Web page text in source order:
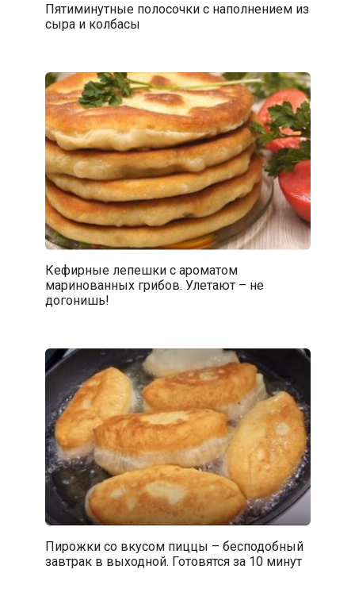
Пятиминутные полосочки с наполнением из
сыра и колбасы
Кефирные лепешки с ароматом
маринованных грибов. Улетают – не
догонишь!
Пирожки со вкусом пиццы – бесподобный
завтрак в выходной. Готовятся за 10 минут